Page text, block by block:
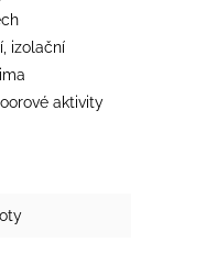
izolační
aktivity